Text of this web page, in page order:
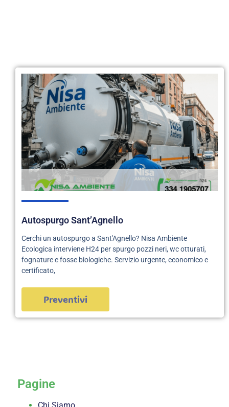
Autospurgo Sant’Agnello
Cerchi un autospurgo a Sant'Agnello? Nisa Ambiente
Ecologica interviene H24 per spurgo pozzi neri, wc otturati,
fognature e fosse biologiche. Servizio urgente, economico e
certificato,
Preventivi
Pagine